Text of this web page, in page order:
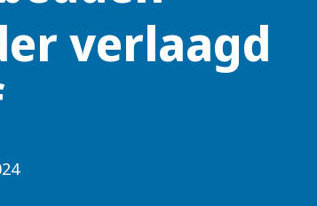
verlaagd